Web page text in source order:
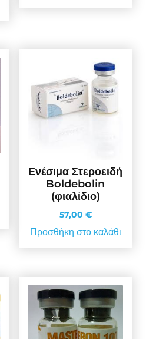
Ενέσιμα Στεροειδή
Boldebolin
(φιαλίδιο)
57,00 €
Προσθήκη στο καλάθι